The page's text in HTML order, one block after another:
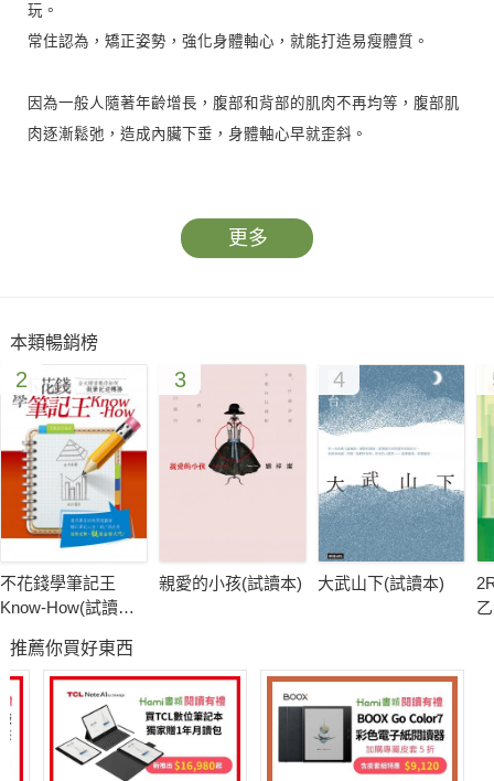
玩。
常住認為，矯正姿勢，強化身體軸心，就能打造易瘦體質。
因為一般人隨著年齡增長，腹部和背部的肌肉不再均等，腹部肌
肉逐漸鬆弛，造成內臟下垂，身體軸心早就歪斜。
就會減少身體的負擔，身體輕鬆了，人就會變得愛動，就容易瘦
且節食也會造成心理壓力，不利減肥。
理論確定了，方法也很容易，靠著一條稱為樂體的繩子，一次一
分鐘，一天六次就能輕鬆瘦下來。
常住設計初級、中級、高級三套樂體運動的練習課程，包括肩胛
骨、髖關節和扭轉，分別可以舒緩肩頸痠痛、預防腰痛和瘦小
更多
本類暢銷榜
2
不花錢學筆記王
Know-How(試讀本)-
3
親愛的小孩(試讀本)
4
大武山下(試讀本)
推薦你買好東西